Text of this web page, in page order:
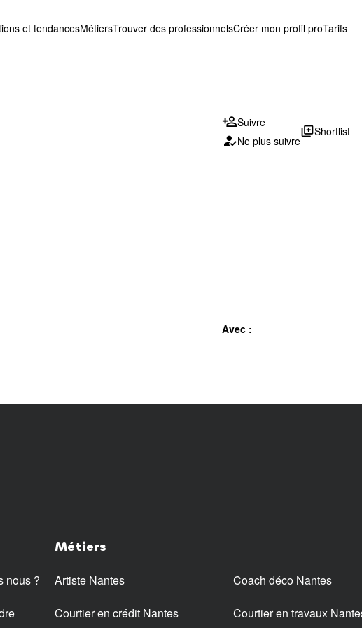
et tendancesMétiersTrouver des professionnelsCréer mon profil proTarifs
Suivre
Ne plus suivre
library_addShortlist
Avec :
nous ?
Métiers
Artiste Nantes Coach déco Nantes
Courtier en crédit Nantes Courtier en travaux